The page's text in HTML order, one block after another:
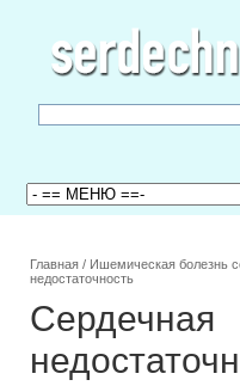
Главная / Ишемическая болезнь
недостаточность
Сердечная